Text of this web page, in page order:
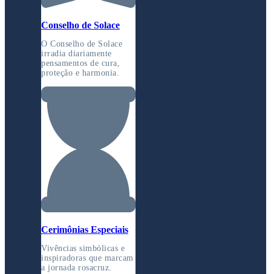
Conselho de Solace
O Conselho de Solace
irradia diariamente
pensamentos de cura,
proteção e harmonia.
Cerimônias Especiais
Vivências simbólicas e
inspiradoras que marcam
a jornada rosacruz.